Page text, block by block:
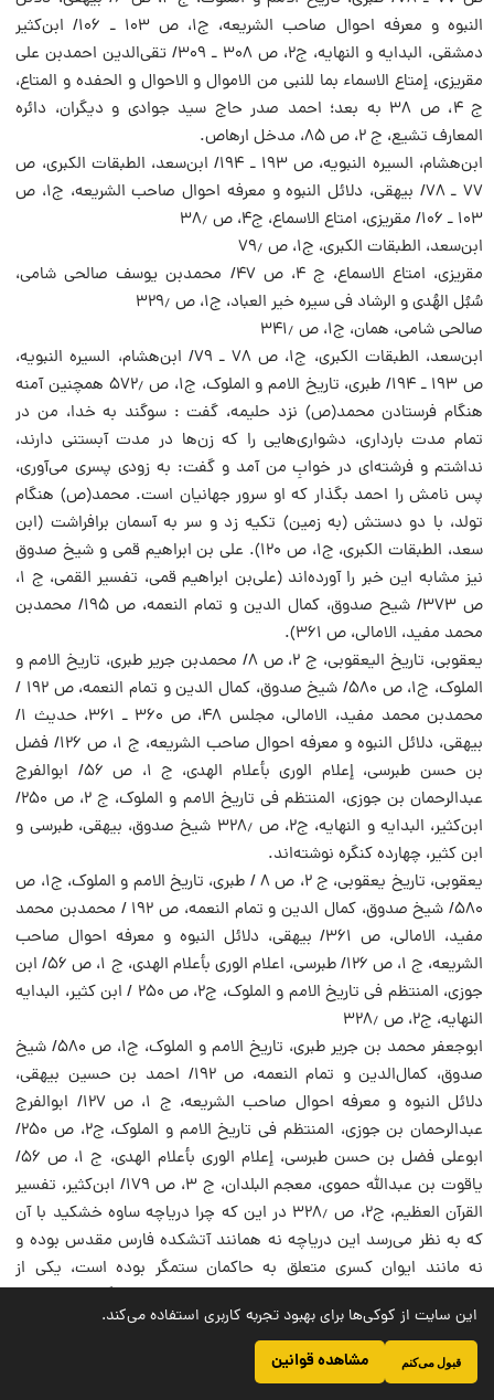
النبوه و معرفه احوال صاحب الشریعه، ج۱، ص ۱۰۳ ـ ۱۰۶/ ابن‌کثیر
دمشقی، البدایه و ‌النهایه، ج‌۲، ص ‌۳۰۸ ـ ۳۰۹/ تقی‌الدین احمدبن علی
مقریزی، إمتاع الاسماء بما للنبی من الاموال و الاحوال و الحفده و المتاع،
ج ۴، ص ۳۸ به بعد؛ احمد صدر حاج سید جوادی و دیگران، دائره
المعارف تشیع، ج ۲، ص ۸۵، مدخل ارهاص.
ابن‌هشام، السیره النبویه، ص ۱۹۳ ـ ۱۹۴/ ابن‌سعد، الطبقات الکبری، ص
۷۷ ـ ۷۸/ بیهقی، دلائل النبوه و معرفه احوال صاحب الشریعه، ج۱، ص
۱۰۳ ـ ۱۰۶/ مقریزی، امتاع الاسماع، ج۴، ص ۳۸٫
ابن‌سعد، الطبقات الکبری، ج۱، ص ۷۹٫
مقریزی، امتاع الاسماع، ج ۴، ص ۴۷/ محمدبن یوسف صالحی شامی،
سُبُل الهُدی و الرشاد فی سیره خیر العباد، ج۱، ص ۳۲۹٫
صالحی شامی، همان، ج۱، ص ۳۴۱٫
ابن‌سعد، الطبقات الکبری، ج۱، ص ۷۸ ـ ۷۹/ ابن‌هشام، السیره النبویه،
ص ۱۹۳ ـ ۱۹۴/ طبری، تاریخ الامم و الملوک، ج۱، ص ۵۷۲٫ همچنین آمنه
هنگام فرستادن محمد‌(ص) نزد حلیمه، گفت : سوگند به خدا، من در
تمام مدت بارداری، دشواری‌هایی را که زن‌ها در مدت آبستنی دارند،
نداشتم و فرشته‏‌ای در خوابِ من آمد و گفت: به زودی پسری می‌آوری،
پس نامش را احمد بگذار که او سرور جها‌نیان است. محمد‌(ص) هنگام
تولد، با دو دستش (به زمین) تکیه زد و سر به آسمان برافراشت (ابن
سعد، الطبقات الکبری، ج۱، ص ۱۲۰). علی بن ابراهیم قمی و شیخ صدوق
نیز مشابه این خبر را آورده‌اند (علی‌بن ابراهیم قمی، تفسیر القمی، ج ۱،
ص ۳۷۳/ شیح صدوق، کمال الدین و تمام النعمه، ص ۱۹۵/ محمدبن
محمد مفید، الامالی، ص ۳۶۱).
یعقوبی، تاریخ الیعقوبی، ج ۲، ص ۸/ محمدبن جریر طبری، تاریخ الامم و
الملوک، ج۱، ص ۵۸۰/ شیخ صدوق، کمال الدین و تمام النعمه، ص ۱۹۲ /
محمدبن محمد مفید، الامالی، مجلس ۴۸، ص ۳۶۰ ـ ۳۶۱، حدیث ۱/
بیهقی، دلائل النبوه و معرفه احوال صاحب الشریعه، ج ۱، ص ۱۲۶/ فضل
بن حسن طبرسی، إعلام الوری بأعلام الهدی، ج ۱، ص ۵۶/ ابوالفرج
عبدالرحمان بن جوزی، المنتظم فی تاریخ الامم و الملوک، ج ۲، ص ۲۵۰/
ابن‌کثیر، البدایه و النهایه، ج۲، ص ۳۲۸٫ شیخ صدوق، بیهقی، طبرسی و
ابن کثیر، چهارده کنگره نوشته‌اند.
یعقوبی، تاریخ یعقوبی، ج ۲، ص ۸‎‌ / طبری، تاریخ الامم و الملوک، ج۱، ص
۵۸۰/ شیخ صدوق، کمال الدین و تمام النعمه، ص ۱۹۲ / محمدبن محمد
مفید، الامالی، ص ۳۶۱/ بیهقی، دلائل النبوه و معرفه احوال صاحب
الشریعه، ج ۱، ص ۱۲۶/ طبرسی، اعلام الوری بأعلام الهدی، ج ۱، ص ۵۶/ ابن
جوزی، المنتظم فی تاریخ الامم و الملوک، ج۲، ص ۲۵۰ / ابن کثیر، البدایه
النهایه، ج۲، ص ۳۲۸٫
ابوجعفر محمد بن جریر طبری، تاریخ الامم و الملوک، ج۱، ص ۵۸۰/ شیخ
صدوق، کمال‌الدین و تمام النعمه، ص ۱۹۲/ احمد بن حسین بیهقی،
دلائل النبوه و معرفه احوال صاحب الشریعه، ج ۱، ص ۱۲۷/ ابوالفرج
عبدالرحمان بن جوزی، المنتظم فی تاریخ الامم و الملوک، ج۲، ص ۲۵۰/
ابوعلی فضل بن حسن طبرسی، إعلام الوری بأعلام الهدی، ج ۱، ص ۵۶/
یاقوت بن عبدالله حموی، معجم البلدان، ج ۳، ص ۱۷۹/ ابن‌کثیر، تفسیر
القرآن العظیم، ج۲، ص ۳۲۸٫ در این که چرا دریاچه ساوه خشکید با آن
که به نظر می‌رسد این دریاچه نه همانند آتشکده فارس مقدس بوده و
نه مانند ایوان کسری متعلق به حاکمان ستمگر بوده است، یکی از
محققان شواهدی بر مقدس بودن این دریاچه در آن روزگار آورده است،
ر.ک : مرتضی ذکایی ساوجی، «نگاهی نو به روایت خشک شدن دریاچه
ساوه»، کیهان اندیشه، ش ۶۸، ص ۱۹۰ ـ ۱۹۵٫
این سایت از کوکی‌ها برای بهبود تجربه کاربری استفاده می‌کند.
قبول می‌کنم مشاهده قوانین